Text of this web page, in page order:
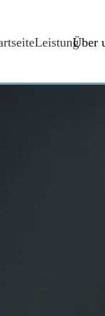
LeistungÜber